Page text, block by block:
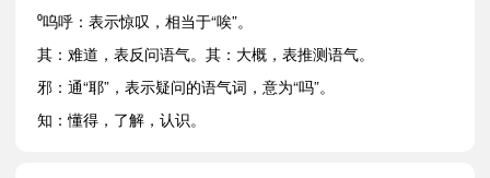
⁰呜呼：表示惊叹，相当于“唉”。
其：难道，表反问语气。其：大概，表推测语气。
邪：通“耶”，表示疑问的语气词，意为“吗”。
知：懂得，了解，认识。